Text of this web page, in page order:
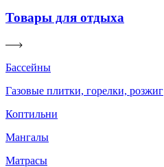
Товары для отдыха
Бассейны
Газовые плитки, горелки, розжиг
Коптильни
Мангалы
Матрасы